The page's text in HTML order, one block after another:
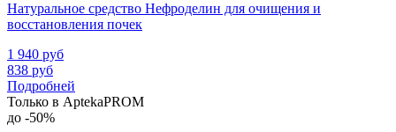
Натуральное средство Нефроделин для очищения и
восстановления почек
1 940 руб
838 руб
Подробней
Только в AptekaPROM
до -50%